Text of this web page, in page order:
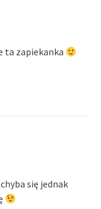
ta zapiekanka
się jednak